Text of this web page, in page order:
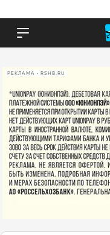
РЕКЛАМА • RSHB.RU